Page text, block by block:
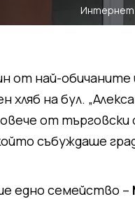
Интернет
от най-обичаните
хляб на бул.
от
събуждаше
едно семейство –